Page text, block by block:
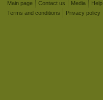
Main page Contact us Media Help
Terms and conditions
Privacy policy